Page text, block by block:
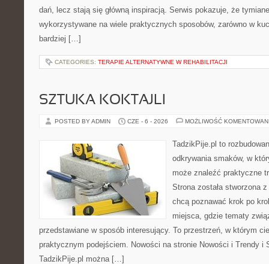
dań, lecz stają się główną inspiracją. Serwis pokazuje, że
wykorzystywane na wiele praktycznych sposobów, zarówno w
bardziej […]
CATEGORIES: TERAPIE ALTERNATYWNE W REHABILITACJI
SZTUKA KOKTAJLI
POSTED BY ADMIN CZE - 6 - 2026 MOŻLIWOŚĆ
TadzikPije.pl to
odkrywania smaków, w
może znaleźć praktyczne
Strona została stworzona
chcą poznawać krok po
miejsca, gdzie tematy
przedstawiane w sposób interesujący. To przestrzeń, w którym
praktycznym podejściem. Nowości na stronie Nowości i Trendy i
TadzikPije.pl można […]